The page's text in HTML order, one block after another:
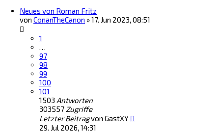
Neues von Roman Fritz
von ConanTheCanon »17. Jun 2023, 08:51
1
…
97
98
99
100
101
1503 Antworten
303557 Zugriffe
Letzter Beitragvon GastXY
29. Jul 2026, 14:31